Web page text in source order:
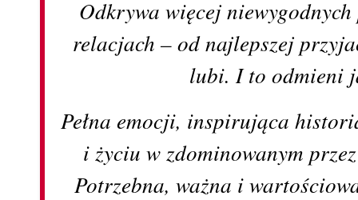
Odkrywa więcej
relacjach – od najlepszej
lubi. I to odmieni
Pełna emocji, inspirująca
i życiu w zdominowanym
Potrzebna, ważna i